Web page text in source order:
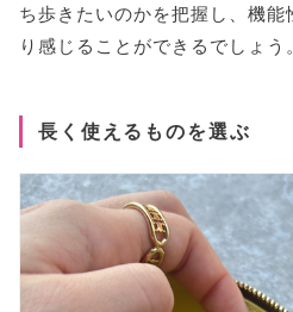
ち歩きたいのかを把握し、機能
り感じることができるでしょう
長く使えるものを選ぶ